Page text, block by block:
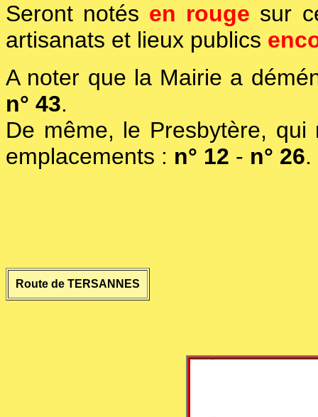
Seront notés en rouge sur
artisanats et lieux publics
A noter que la Mairie a
n° 43.
De même, le Presbytère,
emplacements : n° 12 - n° 26.
Route de TERSANNES